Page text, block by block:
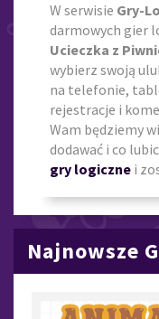
W serwisie Gry-
darmowych gier
Ucieczka z
wybierz swoją
na telefonie,
rejestracje i
Wam będziemy
dodawać i co
gry logiczne i
Najnowsze